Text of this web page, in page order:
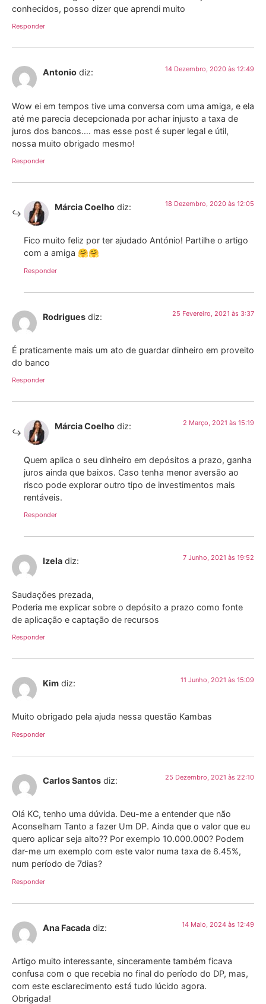
conhecidos, posso dizer que aprendi muito
Responder
Antonio diz: 14 Dezembro, 2020 às 12:49
Wow ei em tempos tive uma conversa com uma amiga, e ela
até me parecia decepcionada por achar injusto a taxa de
juros dos bancos…. mas esse post é super legal e útil,
nossa muito obrigado mesmo!
Responder
Márcia Coelho diz: 18 Dezembro, 2020 às 12:05
Fico muito feliz por ter ajudado António! Partilhe o artigo
com a amiga 🤗🤗
Responder
Rodrigues diz: 25 Fevereiro, 2021 às 3:37
É praticamente mais um ato de guardar dinheiro em proveito
do banco
Responder
Márcia Coelho diz: 2 Março, 2021 às 15:19
Quem aplica o seu dinheiro em depósitos a prazo, ganha
juros ainda que baixos. Caso tenha menor aversão ao
risco pode explorar outro tipo de investimentos mais
rentáveis.
Responder
Izela diz: 7 Junho, 2021 às 19:52
Saudações prezada,
Poderia me explicar sobre o depósito a prazo como fonte
de aplicação e captação de recursos
Responder
Kim diz: 11 Junho, 2021 às 15:09
Muito obrigado pela ajuda nessa questão Kambas
Responder
Carlos Santos diz: 25 Dezembro, 2021 às 22:10
Olá KC, tenho uma dúvida. Deu-me a entender que não
Aconselham Tanto a fazer Um DP. Ainda que o valor que eu
quero aplicar seja alto?? Por exemplo 10.000.000? Podem
dar-me um exemplo com este valor numa taxa de 6.45%,
num período de 7dias?
Responder
Ana Facada diz: 14 Maio, 2024 às 12:49
Artigo muito interessante, sinceramente também ficava
confusa com o que recebia no final do período do DP, mas,
com este esclarecimento está tudo lúcido agora.
Obrigada!